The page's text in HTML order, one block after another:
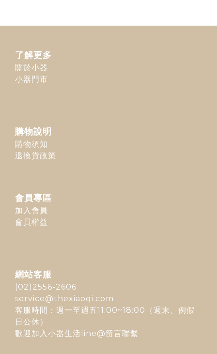
了解更多
關於小器
小器門市
購物說明
購物須知
退換貨政策
會員專區
加入會員
會員權益
網站客服
(02)2556-2606
service@thexiaoqi.com
客服時間：週一至週五11:00~18:00（週末、例假
日公休）
歡迎加入 小器生活line@留言聯繫